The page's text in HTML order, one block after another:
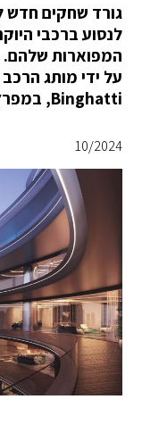
גורד שחקים חדש
לנסוע ברכבי
Binghatti, במפרץ העסקים של דובאי.
10/2024